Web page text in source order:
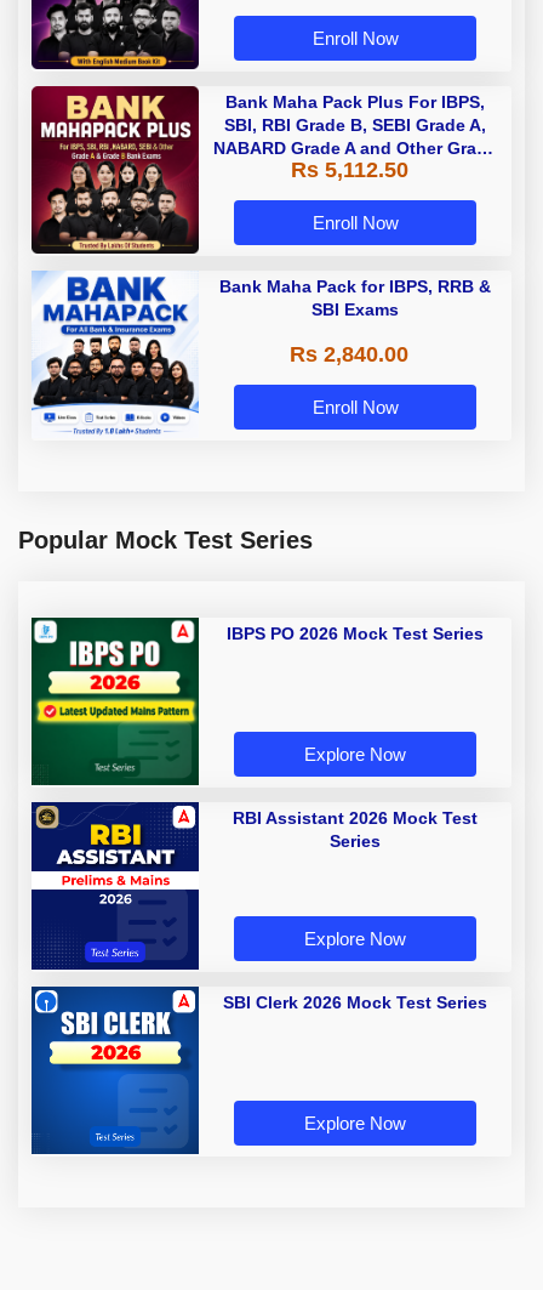
Enroll Now
Bank Maha Pack Plus For IBPS,
SBI, RBI Grade B, SEBI Grade A,
NABARD Grade A and Other Grade
A & Grade B Bank Exams
Rs 5,112.50
Enroll Now
Bank Maha Pack for IBPS, RRB &
SBI Exams
Rs 2,840.00
Enroll Now
Popular Mock Test Series
IBPS PO 2026 Mock Test Series
Explore Now
RBI Assistant 2026 Mock Test
Series
Explore Now
SBI Clerk 2026 Mock Test Series
Explore Now